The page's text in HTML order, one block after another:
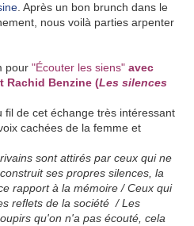
. Après un bon brunch dans le
nous voilà parties arpenter
pour "Écouter les siens" avec
Rachid Benzine (Les silences
fil de cet échange très intéressant
cachées de la femme et
sont attirés par ceux qui ne
ses propres silences, la
rapport à la mémoire / Ceux qui
reflets de la société / Les
qu'on n'a pas écouté, cela